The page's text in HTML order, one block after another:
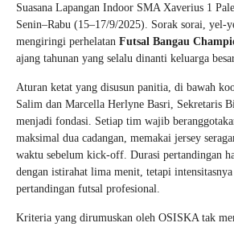
Suasana Lapangan Indoor SMA Xaverius 1
Senin–Rabu (15–17/9/2025). Sorak sorai, yel-
mengiringi perhelatan Futsal Bangau
ajang tahunan yang selalu dinanti keluarga
Aturan ketat yang disusun panitia, di bawah
Salim dan Marcella Herlyne Basri, Sekretaris
menjadi fondasi. Setiap tim wajib
maksimal dua cadangan, memakai jersey
waktu sebelum kick-off. Durasi pertandingan
dengan istirahat lima menit, tetapi
pertandingan futsal profesional.
Kriteria yang dirumuskan oleh OSISKA tak